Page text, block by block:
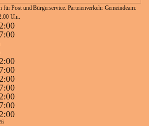
für Post und Bürgerservice. Parteienverkehr Gemeindeamt
Uhr.